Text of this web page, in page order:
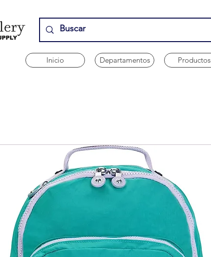
Inicio Departamentos Productos